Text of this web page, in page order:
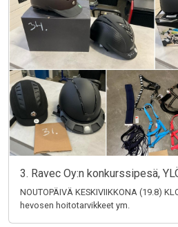
3. Ravec Oy:n konkurssipesä,
NOUTOPÄIVÄ KESKIVIIKKONA (19.8)
hevosen hoitotarvikkeet ym.